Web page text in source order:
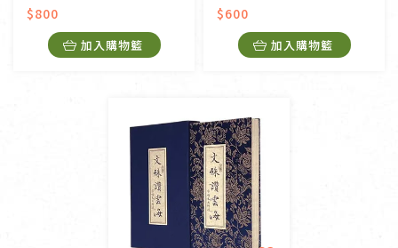
$800
加入購物籃
$600
加入購物籃